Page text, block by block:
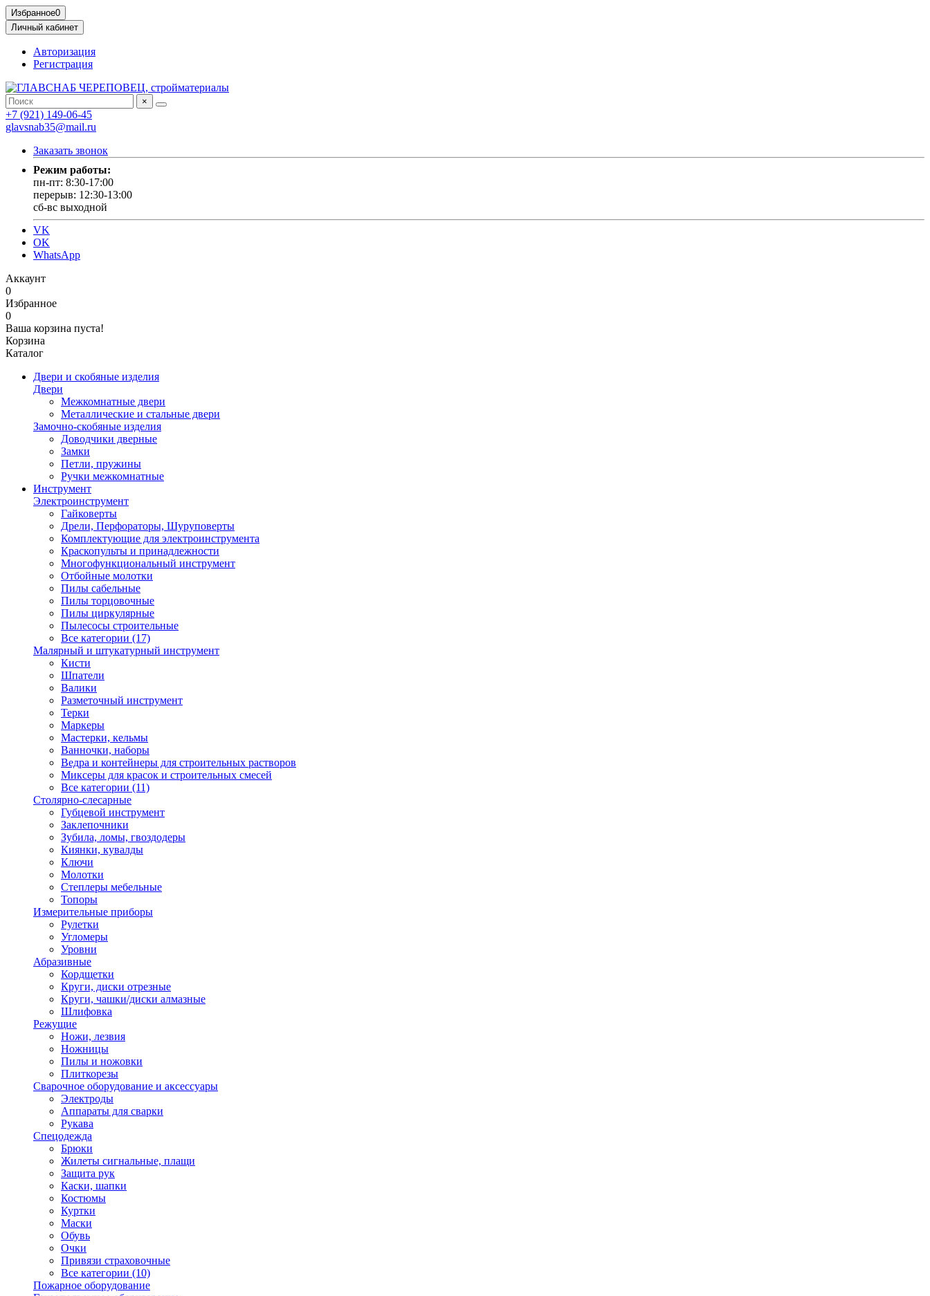
Избранное0
Личный кабинет
Авторизация
Регистрация
×
+7 (921) 149-06-45
glavsnab35@mail.ru
Заказать звонок
Режим работы:
пн-пт: 8:30-17:00
перерыв: 12:30-13:00
сб-вс выходной
VK
OK
WhatsApp
Аккаунт
0
Избранное
0
Ваша корзина пуста!
Корзина
Каталог
Двери и скобяные изделия
Двери
Межкомнатные двери
Металлические и стальные двери
Замочно-скобяные изделия
Доводчики дверные
Замки
Петли, пружины
Ручки межкомнатные
Инструмент
Электроинструмент
Гайковерты
Дрели, Перфораторы, Шуруповерты
Комплектующие для электроинструмента
Краскопульты и принадлежности
Многофункциональный инструмент
Отбойные молотки
Пилы сабельные
Пилы торцовочные
Пилы циркулярные
Пылесосы строительные
Все категории (17)
Малярный и штукатурный инструмент
Кисти
Шпатели
Валики
Разметочный инструмент
Терки
Маркеры
Мастерки, кельмы
Ванночки, наборы
Ведра и контейнеры для строительных растворов
Миксеры для красок и строительных смесей
Все категории (11)
Столярно-слесарные
Губцевой инструмент
Заклепочники
Зубила, ломы, гвоздодеры
Киянки, кувалды
Ключи
Молотки
Степлеры мебельные
Топоры
Измерительные приборы
Рулетки
Угломеры
Уровни
Абразивные
Кордщетки
Круги, диски отрезные
Круги, чашки/диски алмазные
Шлифовка
Режущие
Ножи, лезвия
Ножницы
Пилы и ножовки
Плиткорезы
Сварочное оборудование и аксессуары
Электроды
Аппараты для сварки
Рукава
Спецодежда
Брюки
Жилеты сигнальные, плащи
Защита рук
Каски, шапки
Костюмы
Куртки
Маски
Обувь
Очки
Привязи страховочные
Все категории (10)
Пожарное оборудование